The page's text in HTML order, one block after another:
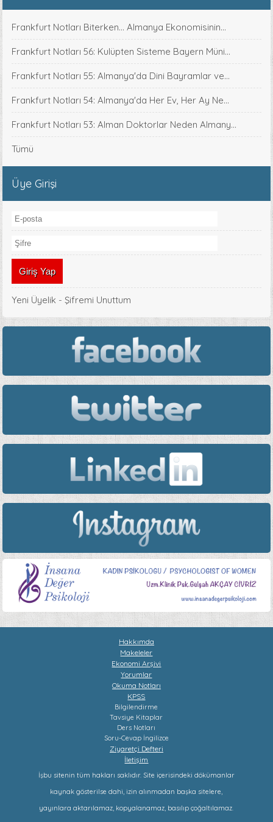
Frankfurt Notları Biterken... Almanya Ekonomisinin...
Frankfurt Notları 56: Kulüpten Sisteme Bayern Müni...
Frankfurt Notları 55: Almanya'da Dini Bayramlar ve...
Frankfurt Notları 54: Almanya'da Her Ev, Her Ay Ne...
Frankfurt Notları 53: Alman Doktorlar Neden Almany...
Tümü
Üye Girişi
Yeni Üyelik -Şifremi Unuttum
Hakkımda
Makeleler
Ekonomi Arşivi
Yorumlar
Okuma Notları
KPSS
Bilgilendirme
Tavsiye Kitaplar
Ders Notları
Soru-Cevap İngilizce
Ziyaretçi Defteri
İletişim
İşbu sitenin tüm hakları saklıdır. Site içerisindeki dökümanlar
kaynak gösterilse dahi, izin alınmadan başka sitelere,
yayınlara aktarılamaz, kopyalanamaz, basılıp çoğaltılamaz.